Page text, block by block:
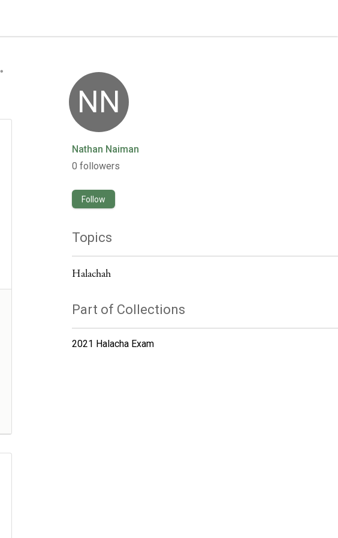
NN
Nathan Naiman
0 followers
Follow
Topics
Halachah
Part of Collections
2021 Halacha Exam